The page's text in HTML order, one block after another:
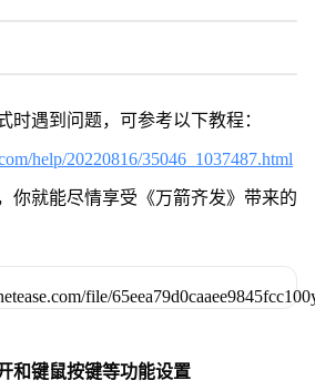
时遇到问题，可参考以下教程：
help/20220816/35046_1037487.html
你就能尽情享受《万箭齐发》带来的
和键鼠按键等功能设置